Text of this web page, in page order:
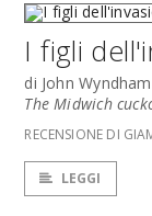
I figli
di John Wyndham
The Midwich
RECENSIONE DI
LEGGI